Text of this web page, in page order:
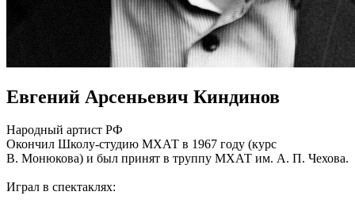
Евгений Арсеньевич Киндинов
Народный артист РФ
Окончил Школу-студию МXАТ в 1967 году (курс
В. Монюкова) и был принят в труппу МХАТ им. А. П. Чехова.
Играл в спектаклях: